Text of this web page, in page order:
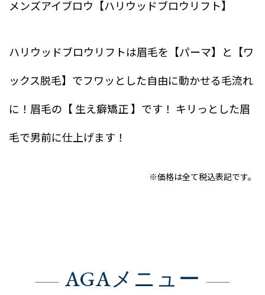
メンズアイブロウ【ハリウッドブロウリフト】
ハリウッドブロウリフトは眉毛を【パーマ】と【ワ
ックス脱毛】でフワッとした自由に動かせる毛流れ
に！眉毛の【 生え癖矯正 】です！ キリっとした眉
毛で男前に仕上げます！
※価格は全て税込表記です。
AGAメニュー